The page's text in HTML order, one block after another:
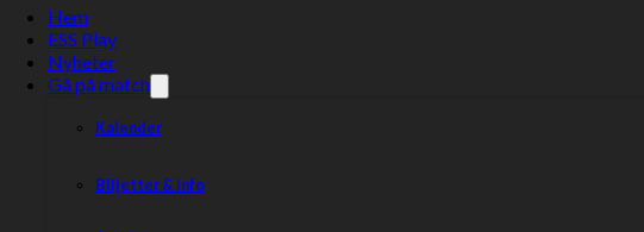
Hem
ESS Play
Nyheter
Gå på match
Kalender
Biljetter & info